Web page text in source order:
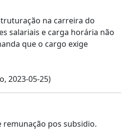
na carreira do
salariais e carga horária não
que o cargo exige
2023-05-25)
remunação pos subsidio.